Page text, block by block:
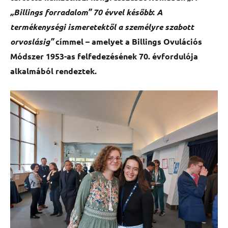
„Billings forradalom” 70 évvel később: A
termékenységi ismeretektől a személyre szabott
orvoslásig”címmel – amelyet a Billings Ovulációs
Módszer 1953-as felfedezésének 70. évfordulója
alkalmából rendeztek.